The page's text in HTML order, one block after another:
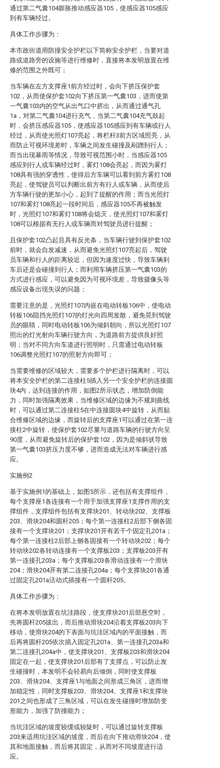
通过第二气囊104膨胀推动感应器105，使感应器105感应
到有车辆经过。
具体工作步骤为：
本市政街道用防撞安全护栏以下简称安全护栏，当要对道
路或道路旁的设施等进行维修时，直接将本发明放置在维
修的范围之外既可；
当车辆在左方支撑座1前方经过时，会向下挤压保护套
102，从而使保护套102向下挤压第一气囊103，进而使第
一气囊103内的空气从出气口中挤出，从而通过通气孔
1a，对第二气囊104进行充气，当第二气囊104充气鼓起
时，会挤压感应器105，使感应器105感应到有车辆或行人
经过，从而使光照灯107亮起，将栏杆3前方区域照亮，从
而防止可视环境差时，车辆之间发生碰撞及剐蹭到行人；
而当出现暴雨等情况，导致可视范围小时，当感应器105
感应到行人或车辆经过时，雾灯108会亮起，而因为雾灯
108具有强的穿透性，使得后方车辆可以看到前方雾灯108
亮起，使驾驶员可以判断出前方有行人或车辆，从而使后
方车辆行驶的更加小心，起到了提醒的作用；而当光照灯
107和雾灯108亮起一段时间后，感应器105不再被触发
时，光照灯107和雾灯108将会熄灭，使光照灯107和雾灯
108可以根据有无行人或车辆而对驾驶员进行提醒；
且保护套102凸起且具有反光条，当车辆行驶到保护套102
前时，就会自发减速，从而避免光照灯107亮起后，驾驶
员车辆和行人的距离较近，但因为速度过快，导致车辆刹
车后还是会碰撞到行人；而利用车辆挤压第一气囊103的
方式进行感应，可以避免因为可视环境差，导致摄像头等
感应设备出现失误的问题；
需要注意的是，光照灯107内嵌在电动转板106中，使电动
转板106阻挡光照灯107的灯光向四周发散，避免晃到驾驶
员的眼睛，同时电动转板106为倾斜朝向，所以光照灯107
照出的灯光射向车辆行驶方向，为道路前方提供良好照
明；当对不同方向车道进行照明时，只需通过电动转板
106调整光照灯107的照射方向即可；
当需要维修的区域较大，需要多个护栏进行隔离时，可以
将本安全护栏的第二连接柱5插入另一个安全护栏的连接圆
块4内，达到连接的作用，如图2所示状态，增加防倒能
力，同时加强隔离效果，当维修区域的边缘为不规则曲线
时，可以通过第二连接柱5在中连接圆块4中旋转，从而贴
合维修区域的边缘，而旋转后的支撑座1可以通过在第一连
接柱2中旋转，使保护套102尽量与道路车辆的行驶方向呈
90度，从而避免旋转后的保护套102，因为是倾斜状导致
第一气囊103挤压力度不够，进而造成无法对车辆进行感
应。
实施例2
基于实施例1的基础上，如图5所示，还包括有支撑组件，
每个支撑座1各连接有一个用于加强支撑座1支撑作用的支
撑组件，支撑组件包括有支撑块201、转动块202、支撑板
203、滑块204和圆杆205；每个第一连接柱2后部下侧各固
接有一个支撑块201；支撑块201开有若干个固定孔201a；
每个第一连接柱2后部上侧各固接有一个转动块202；每个
转动块202各转动连接有一个支撑板203；支撑板203开有
第一连接孔203a；每个支撑板203各滑动连接有一个滑块
204；滑块204开有第二连接孔204a；每个支撑块201各通
过固定孔201a活动式插接有一个圆杆205。
具体工作步骤为：
在将本发明放置在坑洼路段，使支撑块201后部悬空时，
先将圆杆205拔出，而后推动滑块204沿着支撑板203向下
移动，使滑块204的下表面与坑洼区域内的平面接触，而
后再将圆杆205依次插入固定孔201a、第一连接孔203a和
第二连接孔204a中，使支撑块201、支撑板203和滑块204
固定在一起，使支撑块201后部有了支撑点，可以防止发
生碰撞时，本发明不会轻易向后倾倒，同时使支撑板
203、滑块204、支撑座1与地面之间形成三角区，进而增
加稳定性，同时支撑板203、滑块204、支撑座1和支撑块
201之间也形成了三角区域，可以在发生碰撞时增加防变
形能力，加强了防撞能力；
当坑洼区域的坡度较缓或较陡时，可以通过旋转支撑板
203来适用坑洼区域的坡度，而后在向下推动滑块204，使
其和地面接触，而后将其固定，从而对不同坡度进行适
应。